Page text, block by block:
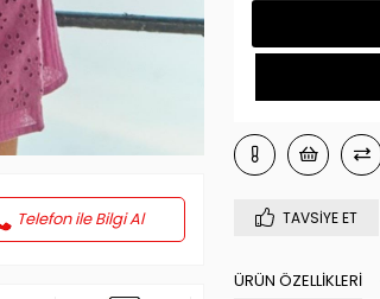
Telefon ile Bilgi Al TAVSIYE ET
ÜRÜN ÖZELLIKLERI